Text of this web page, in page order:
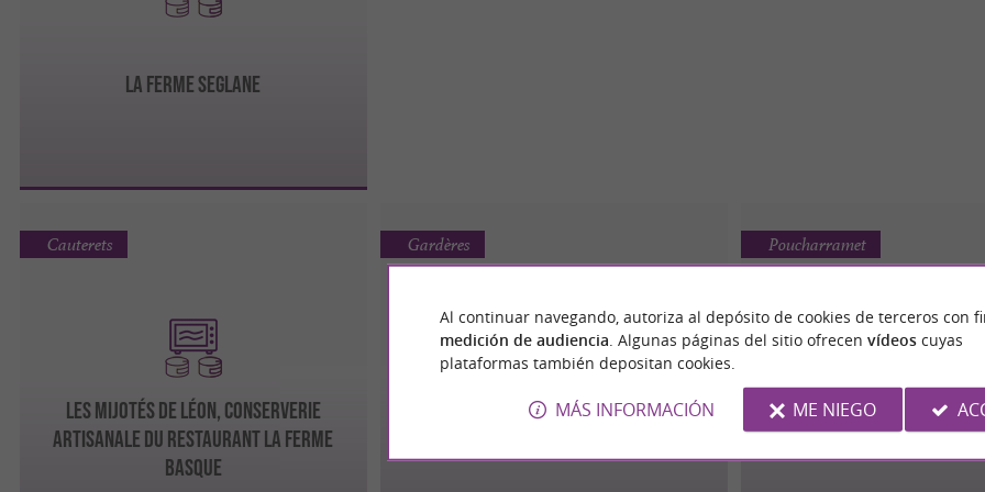
La Ferme Seglane
Les Mijotés de Léon, Conserverie
Artisanale du Restaurant la Ferme
Basque
Cauterets Gardères Poucharramet
Al continuar navegando, autoriza al depósito de cookies de terceros con
medición de audiencia . Algunas páginas del sitio ofrecen vídeoscuyas
plataformas también depositan cookies.
MÁS INFORMACIÓN ME NIEGO